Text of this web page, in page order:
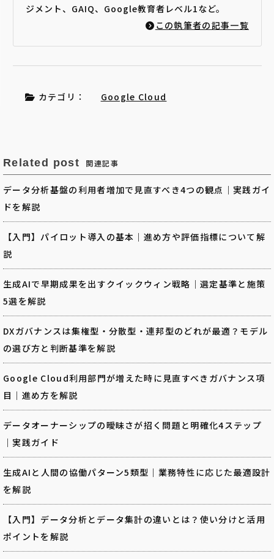
ジメント、GAIQ、Google教育者レベル1など。
この執筆者の記事一覧
カテゴリ： Google Cloud
Related post 関連記事
データ分析基盤の利用者増加で見直すべき4つの観点｜実践ガイ
ドを解説
【入門】パイロット導入の基本｜進め方や評価指標について解
説
生成AIで早期成果を出すクイックウィン戦略｜選定基準と施策
5選を解説
DXガバナンスは集権型・分散型・連邦型のどれが最適？モデル
の選び方と判断基準を解説
Google Cloud利用部門が増えた時に見直すべきガバナンス項
目｜進め方を解説
データオーナーシップの曖昧さが招く問題と明確化4ステップ
｜実践ガイド
生成AIと人間の協働パターン5類型｜業務特性に応じた最適設計
を解説
【入門】データ分析とデータ集計の違いとは？使い分けと活用
ポイントを解説